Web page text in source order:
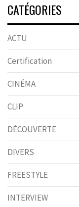
CATÉGORIES
ACTU
Certification
CINÉMA
CLIP
DÉCOUVERTE
DIVERS
FREESTYLE
INTERVIEW